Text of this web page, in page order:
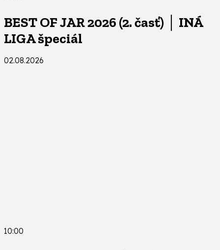
BEST OF JAR 2026 (2. časť) │ INÁ
LIGA špeciál
02.08.2026
10:00